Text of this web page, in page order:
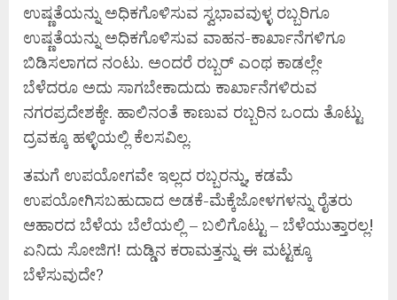
ಉಷ್ಣತೆಯನ್ನು ಅಧಿಕಗೊಳಿಸುವ ಸ್ವಭಾವವುಳ್ಳ ರಬ್ಬರಿಗೂ
ಉಷ್ಣತೆಯನ್ನು ಅಧಿಕಗೊಳಿಸುವ ವಾಹನ-ಕಾರ್ಖಾನೆಗಳಿಗೂ
ಬಿಡಿಸಲಾಗದ ನಂಟು. ಅಂದರೆ ರಬ್ಬರ್ ಎಂಥ ಕಾಡಲ್ಲೇ
ಬೆಳೆದರೂ ಅದು ಸಾಗಬೇಕಾದುದು ಕಾರ್ಖಾನೆಗಳಿರುವ
ನಗರಪ್ರದೇಶಕ್ಕೇ. ಹಾಲಿನಂತೆ ಕಾಣುವ ರಬ್ಬರಿನ ಒಂದು ತೊಟ್ಟು
ದ್ರವಕ್ಕೂ ಹಳ್ಳಿಯಲ್ಲಿ ಕೆಲಸವಿಲ್ಲ.
ತಮಗೆ ಉಪಯೋಗವೇ ಇಲ್ಲದ ರಬ್ಬರನ್ನು, ಕಡಮೆ
ಉಪಯೋಗಿಸಬಹುದಾದ ಅಡಕೆ-ಮೆಕ್ಕೆಜೋಳಗಳನ್ನು ರೈತರು
ಆಹಾರದ ಬೆಳೆಯ ಬೆಲೆಯಲ್ಲಿ – ಬಲಿಗೊಟ್ಟು – ಬೆಳೆಯುತ್ತಾರಲ್ಲ!
ಏನಿದು ಸೋಜಿಗ! ದುಡ್ಡಿನ ಕರಾಮತ್ತನ್ನು ಈ ಮಟ್ಟಕ್ಕೂ
ಬೆಳೆಸುವುದೇ?